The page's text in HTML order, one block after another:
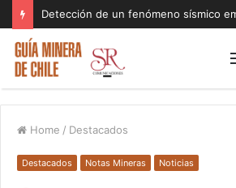
Home / Destacados
Destacados Notas Mineras Noticias